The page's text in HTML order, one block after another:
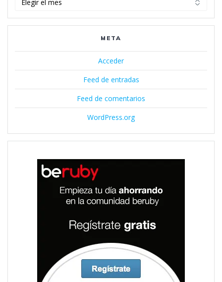
META
Acceder
Feed de entradas
Feed de comentarios
WordPress.org